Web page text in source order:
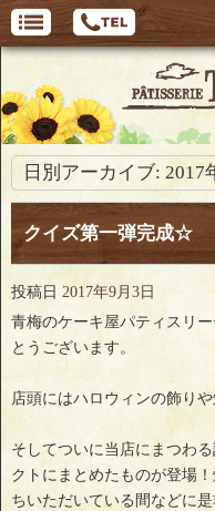
日別アーカイブ: 2017
クイズ第一弾完成☆
投稿日 2017年9月3日
青梅のケーキ屋パティスリ
とうございます。
店頭にはハロウィンの飾り
そしてついに当店にまつわ
クトにまとめたものが登場
ちいただいている間などに是